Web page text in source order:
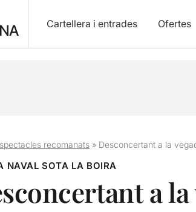
Cartellera i entrades Ofertes
recomanats» Desconcertant a la
NAVAL SOTA LA BOIRA
a